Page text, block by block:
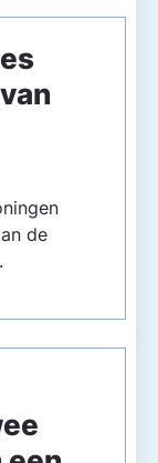
de